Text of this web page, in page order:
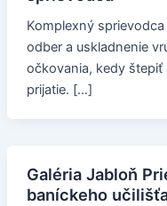
Komplexný
odber a uskladnenie
očkovania, kedy
prijatie. […]
Galéria Jabloň
baníckeho